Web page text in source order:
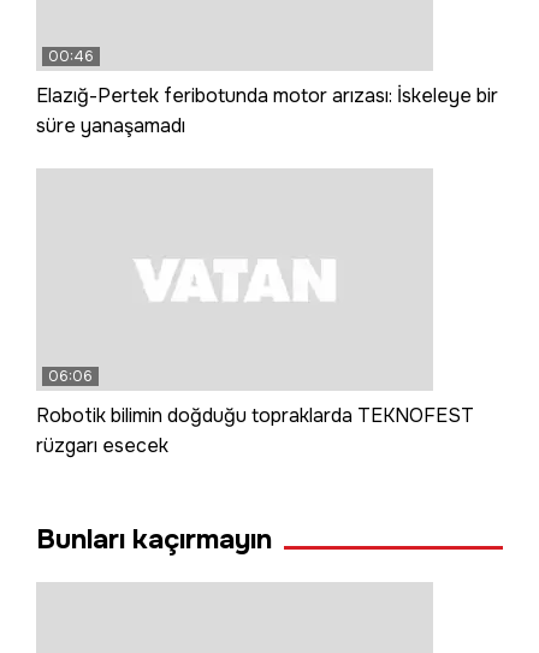
00:46
Elazığ-Pertek feribotunda motor arızası: İskeleye bir
süre yanaşamadı
06:06
Robotik bilimin doğduğu topraklarda TEKNOFEST
rüzgarı esecek
Bunları kaçırmayın